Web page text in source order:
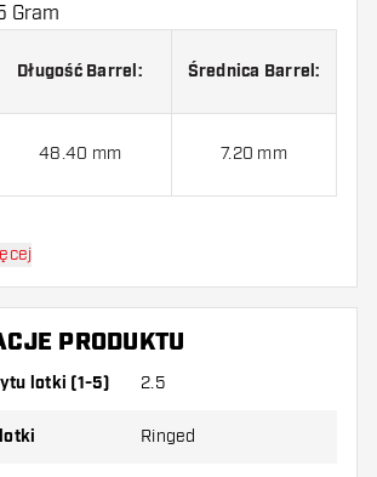
Gram
Długość Barrel: Średnica Barrel:
48.40 mm 7.20 mm
Dennant 90% jest
3 Lotki, 3 Piórki i 3 Shafty.
PRODUKTU
lotki (1-5) 2.5
Ringed